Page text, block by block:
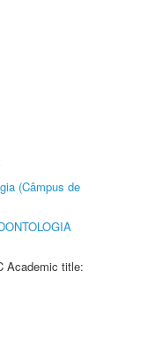
(Câmpus de
Academic title: